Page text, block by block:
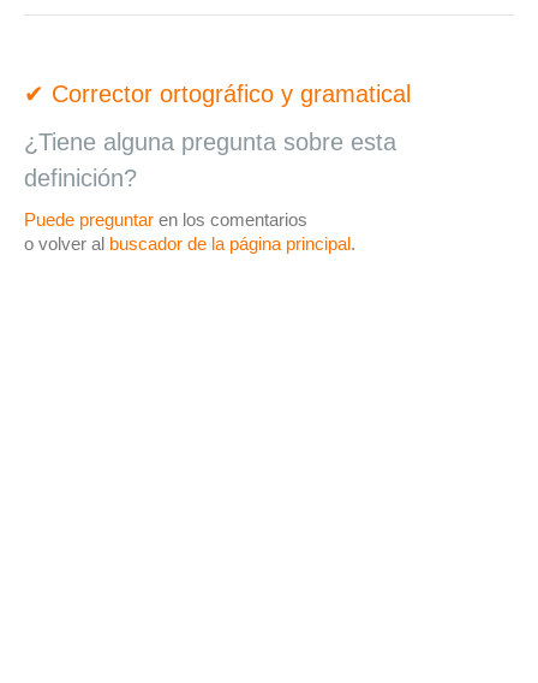
✔ Corrector ortográfico y gramatical
¿Tiene alguna pregunta sobre esta
definición?
Puede preguntar en los comentarios
o volver al buscador de la página principal.